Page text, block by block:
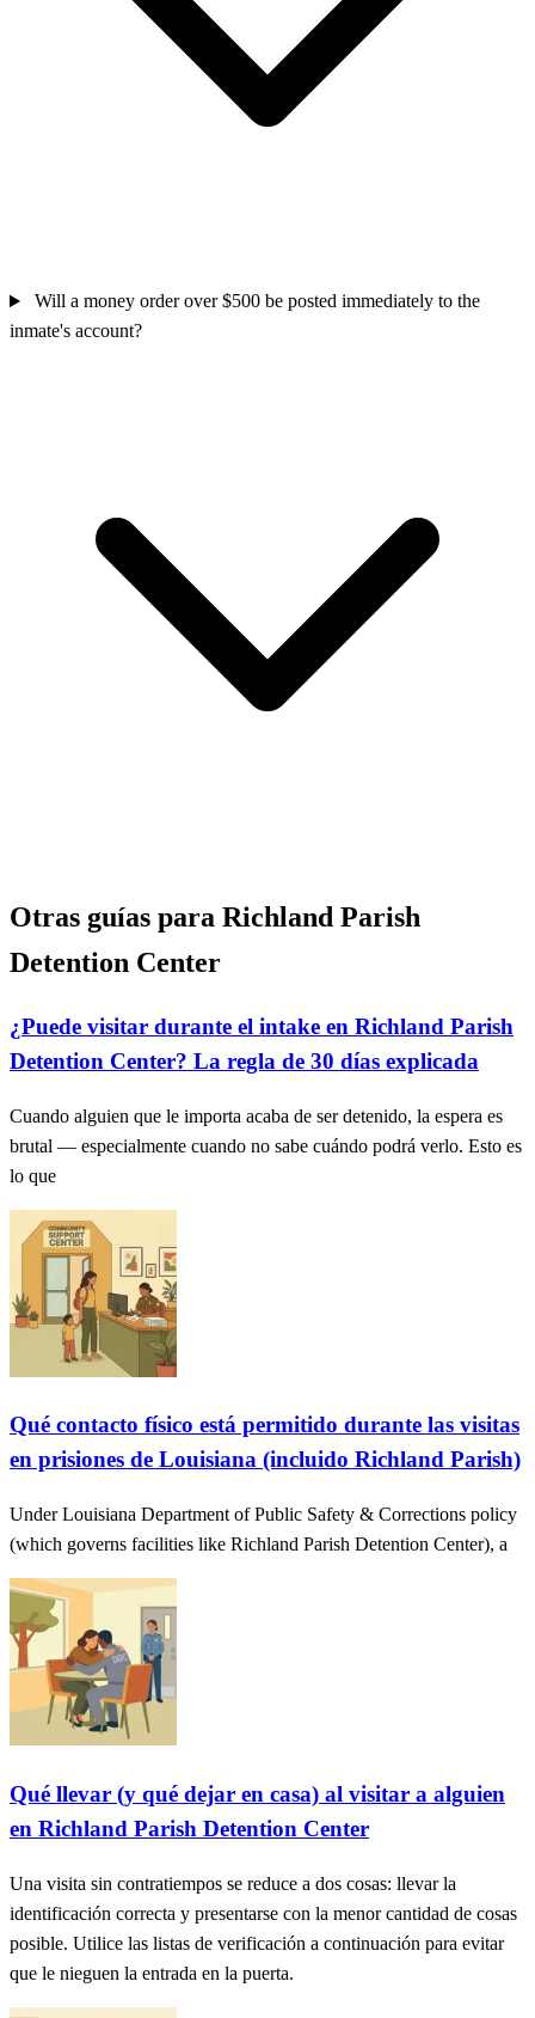
Will a money order over $500 be posted immediately to the
inmate's account?
Otras guías para Richland Parish
Detention Center
¿Puede visitar durante el intake en Richland Parish
Detention Center? La regla de 30 días explicada
Cuando alguien que le importa acaba de ser detenido, la espera es
brutal — especialmente cuando no sabe cuándo podrá verlo. Esto es
lo que
Qué contacto físico está permitido durante las visitas
en prisiones de Louisiana (incluido Richland Parish)
Under Louisiana Department of Public Safety & Corrections policy
(which governs facilities like Richland Parish Detention Center), a
Qué llevar (y qué dejar en casa) al visitar a alguien
en Richland Parish Detention Center
Una visita sin contratiempos se reduce a dos cosas: llevar la
identificación correcta y presentarse con la menor cantidad de cosas
posible. Utilice las listas de verificación a continuación para evitar
que le nieguen la entrada en la puerta.